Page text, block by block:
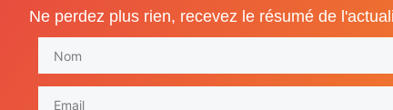
Ne perdez plus rien, recevez le résumé de